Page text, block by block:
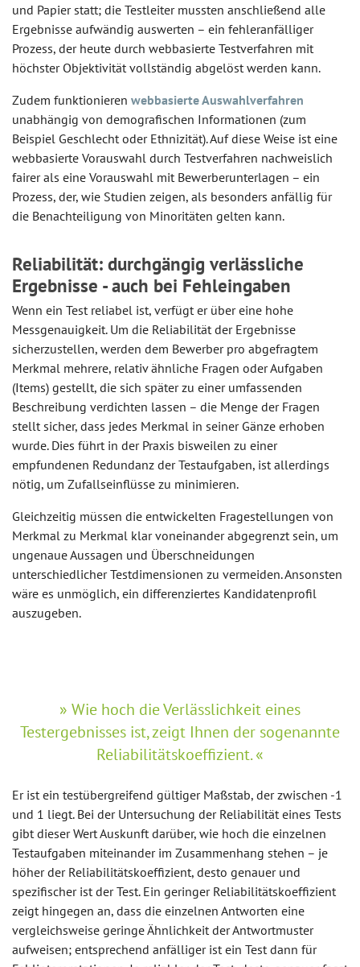
und Papier statt; die Testleiter mussten anschließend alle
Ergebnisse aufwändig auswerten – ein fehleranfälliger
Prozess, der heute durch webbasierte Testverfahren mit
höchster Objektivität vollständig abgelöst werden kann.
Zudem funktionieren webbasierte Auswahlverfahren
unabhängig von demografischen Informationen (zum
Beispiel Geschlecht oder Ethnizität). Auf diese Weise ist eine
webbasierte Vorauswahl durch Testverfahren nachweislich
fairer als eine Vorauswahl mit Bewerberunterlagen – ein
Prozess, der, wie Studien zeigen, als besonders anfällig für
die Benachteiligung von Minoritäten gelten kann.
Reliabilität: durchgängig verlässliche
Ergebnisse - auch bei Fehleingaben
Wenn ein Test reliabel ist, verfügt er über eine hohe
Messgenauigkeit. Um die Reliabilität der Ergebnisse
sicherzustellen, werden dem Bewerber pro abgefragtem
Merkmal mehrere, relativ ähnliche Fragen oder Aufgaben
(Items) gestellt, die sich später zu einer umfassenden
Beschreibung verdichten lassen – die Menge der Fragen
stellt sicher, dass jedes Merkmal in seiner Gänze erhoben
wurde. Dies führt in der Praxis bisweilen zu einer
empfundenen Redundanz der Testaufgaben, ist allerdings
nötig, um Zufallseinflüsse zu minimieren.
Gleichzeitig müssen die entwickelten Fragestellungen von
Merkmal zu Merkmal klar voneinander abgegrenzt sein, um
ungenaue Aussagen und Überschneidungen
unterschiedlicher Testdimensionen zu vermeiden. Ansonsten
wäre es unmöglich, ein differenziertes Kandidatenprofil
auszugeben.
Wie hoch die Verlässlichkeit eines
Testergebnisses ist, zeigt Ihnen der sogenannte
Reliabilitätskoeffizient.
Er ist ein testübergreifend gültiger Maßstab, der zwischen -1
und 1 liegt. Bei der Untersuchung der Reliabilität eines Tests
gibt dieser Wert Auskunft darüber, wie hoch die einzelnen
Testaufgaben miteinander im Zusammenhang stehen – je
höher der Reliabilitätskoeffizient, desto genauer und
spezifischer ist der Test. Ein geringer Reliabilitätskoeffizient
zeigt hingegen an, dass die einzelnen Antworten eine
vergleichsweise geringe Ähnlichkeit der Antwortmuster
aufweisen; entsprechend anfälliger ist ein Test dann für